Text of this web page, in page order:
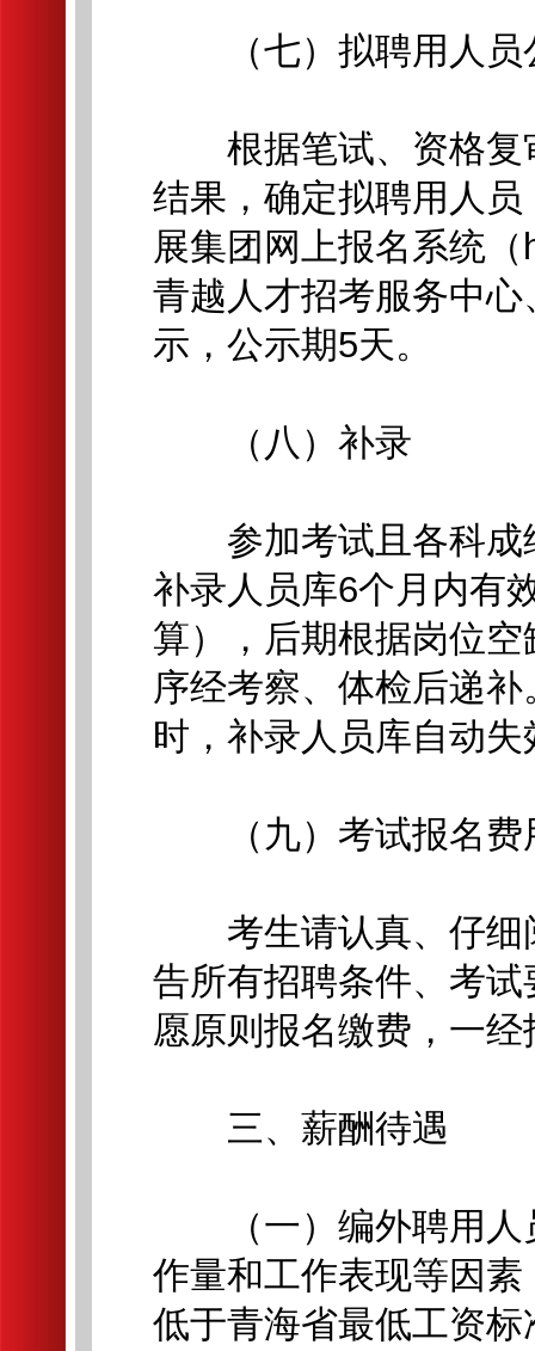
（七）拟聘用人员
根据笔试、资格复
结果，确定拟聘用人
展集团网上报名系统
青越人才招考服务中
示，公示期5天。
（八）补录
参加考试且各科成
补录人员库6个月内有
算），后期根据岗位
序经考察、体检后递
时，补录人员库自动失
（九）考试报名费
考生请认真、仔细
告所有招聘条件、考
愿原则报名缴费，一
三、薪酬待遇
（一）编外聘用人
作量和工作表现等因
低于青海省最低工资